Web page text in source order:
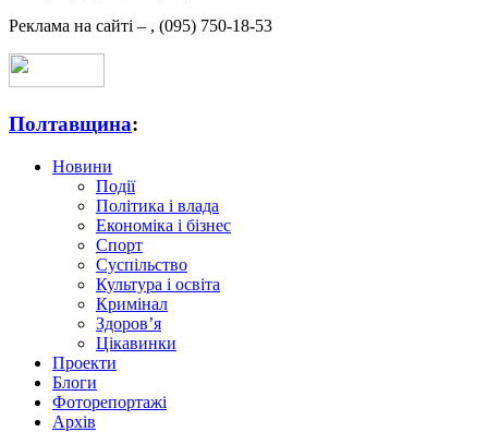
Реклама на сайті – , (095) 750-18-53
Полтавщина:
Новини
Події
Політика і влада
Економіка і бізнес
Спорт
Суспільство
Культура і освіта
Кримінал
Здоров’я
Цікавинки
Проекти
Блоги
Фоторепортажі
Архів